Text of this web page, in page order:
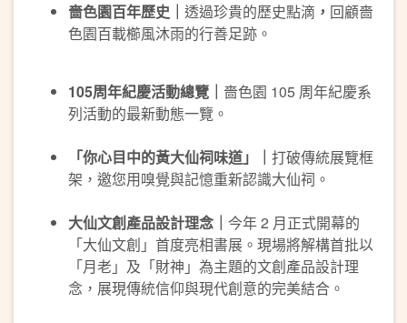
嗇色園百年歷史｜ 透過珍貴的歷史點滴 ， 回顧嗇
色園百載櫛風沐雨的行善足跡。
105周年紀慶活動總覽｜ 嗇色園 105 周年紀慶系
列活動的最新動態一覽。
「你心目中的黃大仙祠味道」｜ 打破傳統展覽框
架，邀您用嗅覺與記憶重新認識大仙祠。
大仙文創產品設計理念｜ 今年 2 月正式開幕的
「大仙文創」首度亮相書展。現場將解構首批以
「月老」及「財神」為主題的文創產品設計理
念，展現傳統信仰與現代創意的完美結合。